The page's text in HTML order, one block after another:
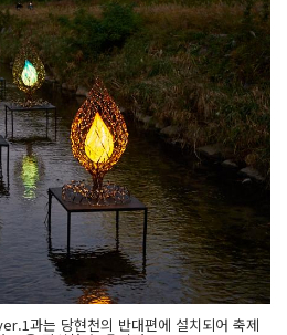
과는 당현천의 반대편에 설치되어 축제